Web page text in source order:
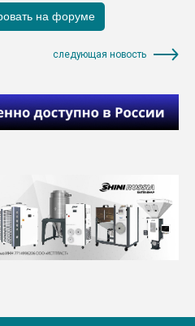
следующая новость